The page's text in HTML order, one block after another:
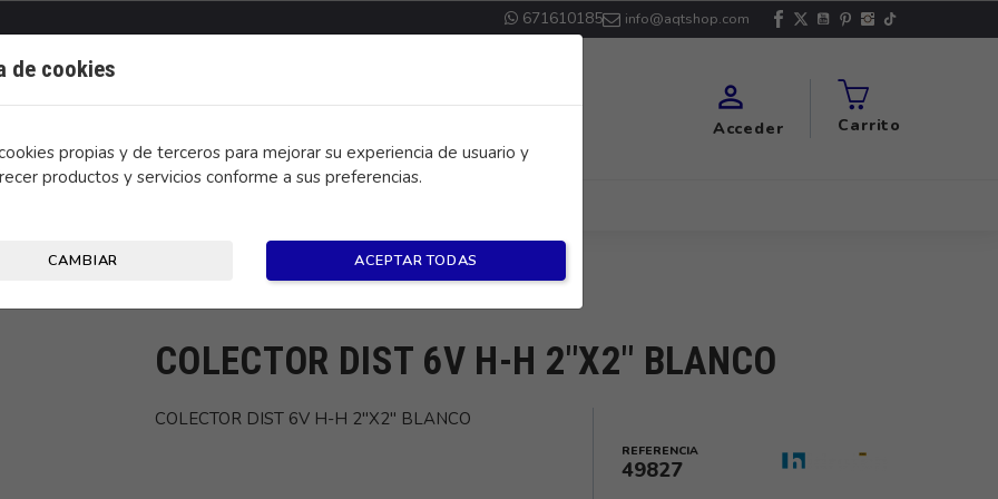
de cookies
propias y de terceros para mejorar su experiencia de usuario y
productos y servicios conforme a sus preferencias.
CAMBIAR ACEPTAR TODAS
671610185 info@aqtshop.com

Acceder Carrito
COLECTOR DIST 6V H-H 2"X2" BLANCO
COLECTOR DIST 6V H-H 2"X2" BLANCO
REFERENCIA
49827